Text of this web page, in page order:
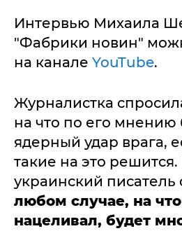
Интервью Михаила
"Фабрики новин"
на канале YouTube.
Журналистка
на что по его мнению
ядерный удар врага,
такие на это решится.
украинский писатель
любом случае, на
нацеливал, будет